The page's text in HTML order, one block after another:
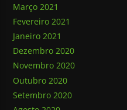
Março 2021
Fevereiro 2021
Janeiro 2021
Dezembro 2020
Novembro 2020
Outubro 2020
Setembro 2020